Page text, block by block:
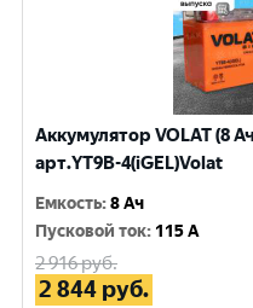
Аккумулятор VOLAT (8
арт.YT9B-4(iGEL)Volat
Емкость:8 Ач
Пусковой ток: 115 A
2 916руб.
2 844 руб.